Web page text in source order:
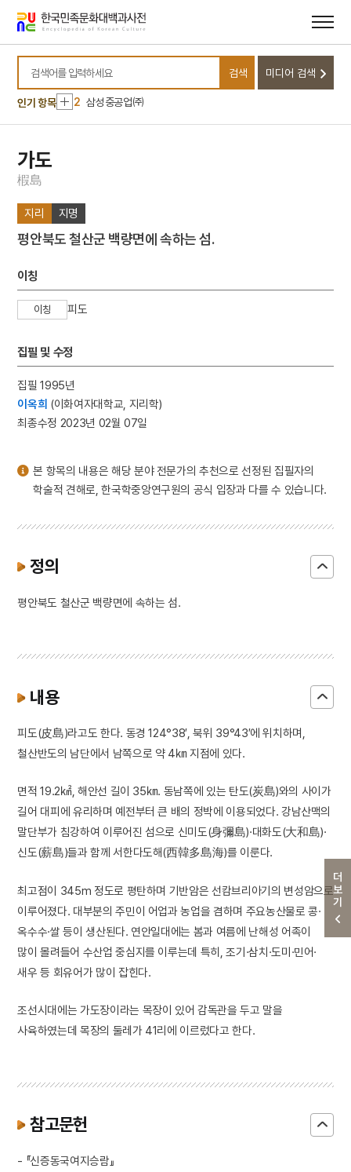
바로가기
바로가기
검색어를 입력하세요
검색 미디어 검색
인기 항목
10 윤석중 동요집
1 금성대군
2 삼성중공업㈜
3 세종
7
8 세조
10 윤석중 동요집
1 금성대군
4
5 동학운동
벽류정
8
세조
10 윤석중 동요집
더보기
가도
椵島
지리 지명
평안북도 철산군 백량면에 속하는 섬.
이칭
이칭 피도
집필 및 수정
집필 1995년
이옥희 (이화여자대학교, 지리학)
최종수정 2023년 02월 07일
본 항목의 내용은 해당 분야 전문가의 추천으로 선정된 집필자의
학술적 견해로, 한국학중앙연구원의 공식 입장과 다를 수 있습니다.
정의
평안북도 철산군 백량면에 속하는 섬.
내용
피도(皮島)라고도 한다. 동경 124°38′, 북위 39°43′에 위치하며,
철산반도의 남단에서 남쪽으로 약 4㎞ 지점에 있다.
면적 19.2㎢, 해안선 길이 35㎞. 동남쪽에 있는 탄도(炭島)와의 사이가
길어 대피에 유리하며 예전부터 큰 배의 정박에 이용되었다. 강남산맥의
말단부가 침강하여 이루어진 섬으로 신미도(身彌島)·대화도(大和島)·
신도(薪島)들과 함께 서한다도해(西韓多島海)를 이룬다.
최고점이 345m 정도로 평탄하며 기반암은 선캄브리아기의 변성암으로
이루어졌다. 대부분의 주민이 어업과 농업을 겸하며 주요농산물로 콩·
옥수수·쌀 등이 생산된다. 연안일대에는 봄과 여름에 난해성 어족이
많이 몰려들어 수산업 중심지를 이루는데 특히, 조기·삼치·도미·민어·
새우 등 회유어가 많이 잡힌다.
조선시대에는 가도장이라는 목장이 있어 감독관을 두고 말을
사육하였는데 목장의 둘레가 41리에 이르렀다고 한다.
참고문헌
- 『신증동국여지승람』